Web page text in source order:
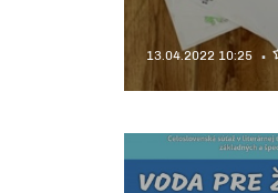
13.04.2022 10:25